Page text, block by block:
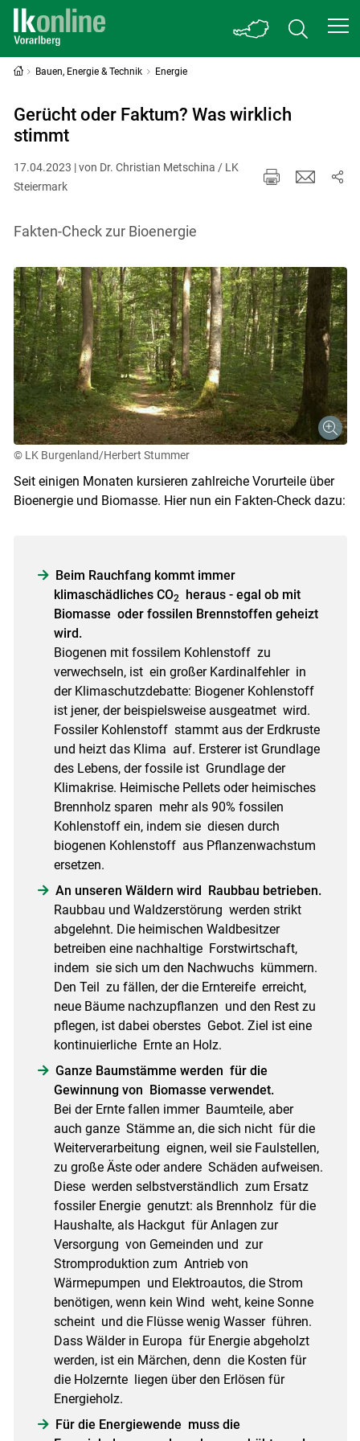
Skip to main content
Bauen, Energie & Technik Energie
Gerücht oder Faktum? Was wirklich
stimmt
17.04.2023 | von Dr. Christian Metschina / LK
Steiermark
Fakten-Check zur Bioenergie
© LK Burgenland/Herbert Stummer
Seit einigen Monaten kursieren zahlreiche Vorurteile über
Bioenergie und Biomasse. Hier nun ein Fakten-Check dazu:
Beim Rauchfang kommt immer
klimaschädliches CO2
heraus - egal ob mit
Biomasse oder fossilen Brennstoffen geheizt
wird.
Biogenen mit fossilem Kohlenstoff zu
verwechseln, ist ein großer Kardinalfehler in
der Klimaschutzdebatte: Biogener Kohlenstoff
ist jener, der beispielsweise ausgeatmet wird.
Fossiler Kohlenstoff stammt aus der Erdkruste
und heizt das Klima auf. Ersterer ist Grundlage
des Lebens, der fossile ist Grundlage der
Klimakrise. Heimische Pellets oder heimisches
Brennholz sparen mehr als 90% fossilen
Kohlenstoff ein, indem sie diesen durch
biogenen Kohlenstoff aus Pflanzenwachstum
ersetzen.
An unseren Wäldern wird Raubbau betrieben.
Raubbau und Waldzerstörung werden strikt
abgelehnt. Die heimischen Waldbesitzer
betreiben eine nachhaltige Forstwirtschaft,
indem sie sich um den Nachwuchs kümmern.
Den Teil zu fällen, der die Erntereife erreicht,
neue Bäume nachzupflanzen und den Rest zu
pflegen, ist dabei oberstes Gebot. Ziel ist eine
kontinuierliche Ernte an Holz.
Ganze Baumstämme werden für die
Gewinnung von Biomasse verwendet.
Bei der Ernte fallen immer Baumteile, aber
auch ganze Stämme an, die sich nicht für die
Weiterverarbeitung eignen, weil sie Faulstellen,
zu große Äste oder andere Schäden aufweisen.
Diese werden selbstverständlich zum Ersatz
fossiler Energie genutzt: als Brennholz für die
Haushalte, als Hackgut für Anlagen zur
Versorgung von Gemeinden und zur
Stromproduktion zum Antrieb von
Wärmepumpen und Elektroautos, die Strom
benötigen, wenn kein Wind weht, keine Sonne
scheint und die Flüsse wenig Wasser führen.
Dass Wälder in Europa für Energie abgeholzt
werden, ist ein Märchen, denn die Kosten für
die Holzernte liegen über den Erlösen für
Energieholz.
Für die Energiewende muss die